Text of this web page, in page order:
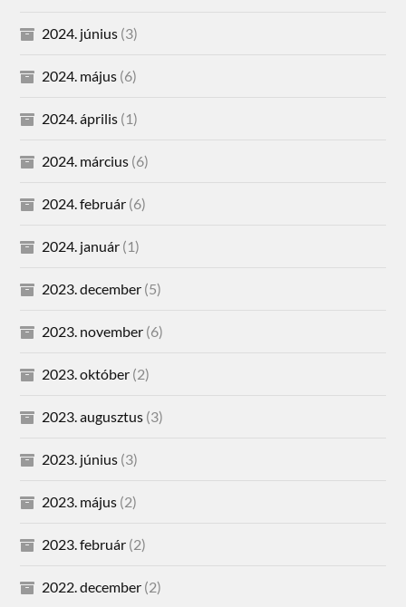
2024. június (3)
2024. május (6)
2024. április (1)
2024. március (6)
2024. február (6)
2024. január (1)
2023. december (5)
2023. november (6)
2023. október (2)
2023. augusztus (3)
2023. június (3)
2023. május (2)
2023. február (2)
2022. december (2)